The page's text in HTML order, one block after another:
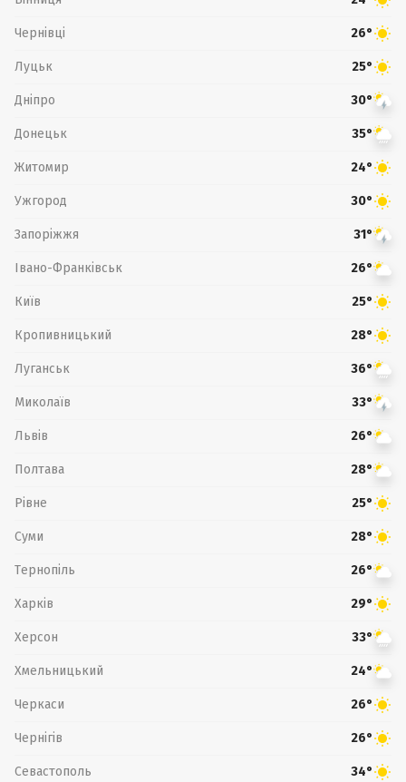
Чернівці 26°
Луцьк 25°
Дніпро 30°
Донецьк 35°
Житомир 24°
Ужгород 30°
Запоріжжя 31°
Івано-Франківськ 26°
Київ 25°
Кропивницький 28°
Луганськ 36°
Миколаїв 33°
Львів 26°
Полтава 28°
Рівне 25°
Суми 28°
Тернопіль 26°
Харків 29°
Херсон 33°
Хмельницький 24°
Черкаси 26°
Чернігів 26°
Севастополь 34°